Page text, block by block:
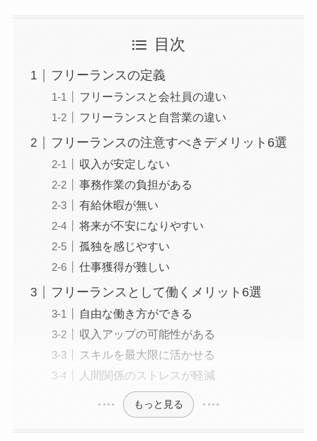
目次
フリーランスの定義
フリーランスと会社員の違い
フリーランスと自営業の違い
フリーランスの注意すべきデメリット6選
収入が安定しない
事務作業の負担がある
有給休暇が無い
将来が不安になりやすい
孤独を感じやすい
仕事獲得が難しい
フリーランスとして働くメリット6選
自由な働き方ができる
収入アップの可能性がある
スキルを最大限に活かせる
人間関係のストレスが軽減
もっと見る